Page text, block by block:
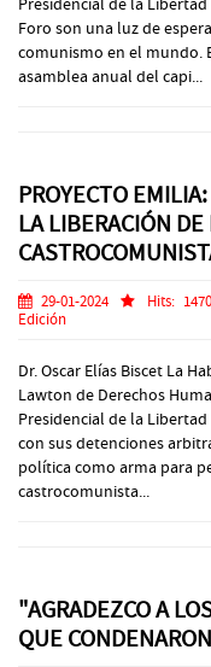
Foro son una luz de
comunismo en el mundo.
asamblea anual del capi...
PROYECTO
LA LIBERACIÓN
29-01-2024 Hits: 1470
Edición
Dr. Oscar Elías Biscet La
Lawton de Derechos
Presidencial de la
con sus detenciones
política como arma para
castrocomunista...
"AGRADEZCO A
QUE